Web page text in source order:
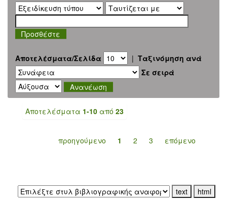
Αποτελέσματα/Σελίδα | Ταξινόμηση ανά
Σε σειρά
Αποτελέσματα 1-10 από 23
προηγούμενο 1 2 3 επόμενο